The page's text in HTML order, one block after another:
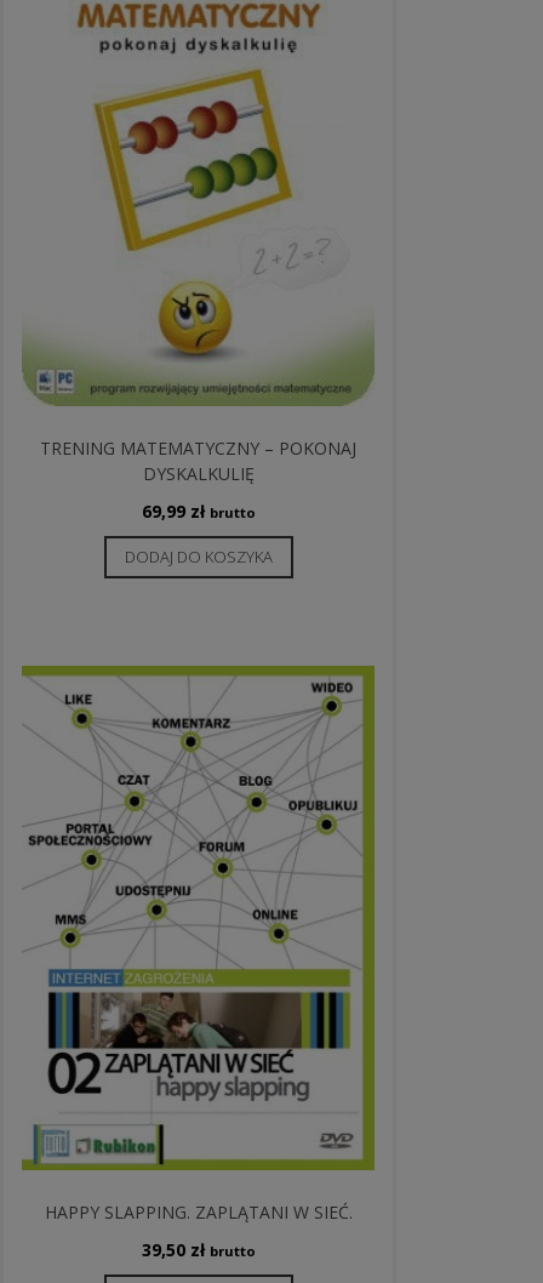
TRENING MATEMATYCZNY – POKONAJ
DYSKALKULIĘ
69,99 zł brutto
DODAJ DO KOSZYKA
HAPPY SLAPPING. ZAPLĄTANI W SIEĆ.
39,50 zł brutto